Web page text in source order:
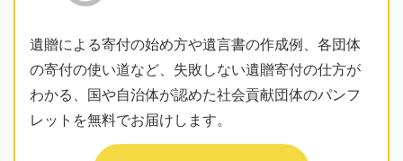
遺贈による寄付の始め方や遺言書の作成例、各団体
の寄付の使い道など、失敗しない遺贈寄付の仕方が
わかる、国や自治体が認めた社会貢献団体のパンフ
レットを無料でお届けします。